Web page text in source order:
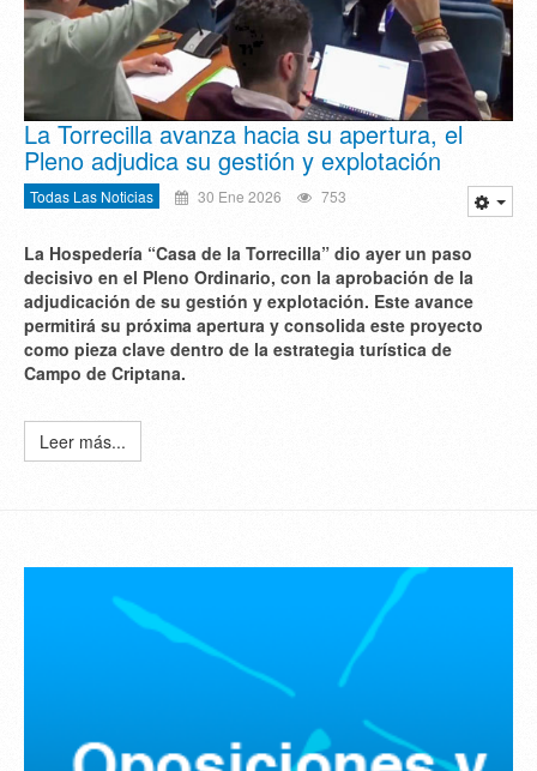
La Torrecilla avanza hacia su apertura, el
Pleno adjudica su gestión y explotación
Todas Las Noticias 30 Ene 2026 753
La Hospedería “Casa de la Torrecilla” dio ayer un paso
decisivo en el Pleno Ordinario, con la aprobación de la
adjudicación de su gestión y explotación. Este avance
permitirá su próxima apertura y consolida este proyecto
como pieza clave dentro de la estrategia turística de
Campo de Criptana.
Leer más...